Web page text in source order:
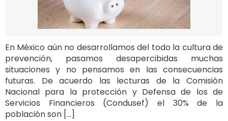
En México aún no desarrollamos del todo la cultura de
prevención, pasamos desapercibidas muchas
situaciones y no pensamos en las consecuencias
futuras. De acuerdo las lecturas de la Comisión
Nacional para la protección y Defensa de los de
Servicios Financieros (Condusef) el 30% de la
población son […]